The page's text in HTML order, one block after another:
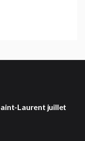
Laurent juillet